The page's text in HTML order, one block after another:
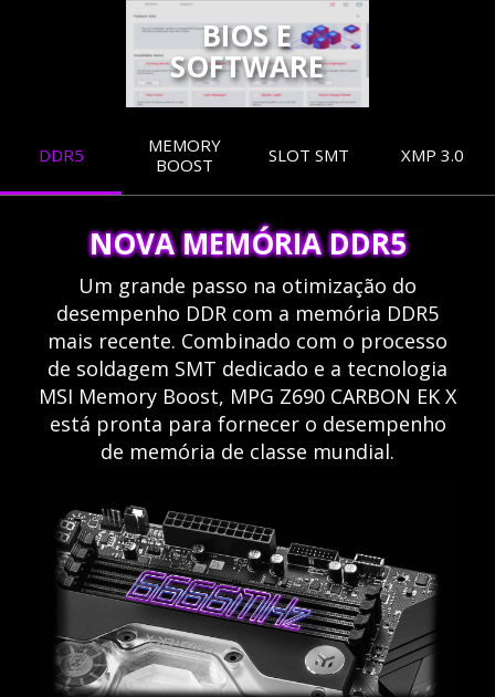
BIOS E
SOFTWARE
DDR5
MEMORY
BOOST
SLOT SMT XMP 3.0
NOVA MEMÓRIA DDR5
Um grande passo na otimização do
desempenho DDR com a memória DDR5
mais recente. Combinado com o processo
de soldagem SMT dedicado e a tecnologia
MSI Memory Boost, MPG Z690 CARBON EK X
está pronta para fornecer o desempenho
de memória de classe mundial.